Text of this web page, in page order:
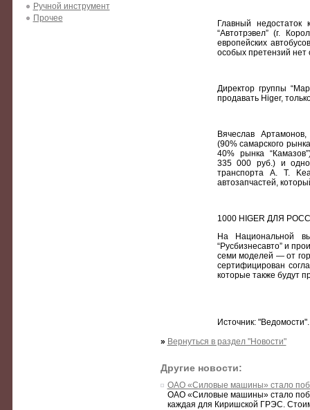
Ручной инструмент
Прочее
Главный недостаток
“Автотрэвел” (г.
европейских
особых претензий нет
Директор группы
продавать Higer,
Вячеслав
(90% самарского
40% рынка
335 000 руб.) и
транспорта A. T.
автозапчастей,
1000 HIGER ДЛЯ
На Национальной
“Русбизнесавто” и
семи моделей — от
сертифицирован
которые также будут
Источник:
» Вернуться в раздел "Новости"
Другие новости:
ОАО «Силовые машины» стало
ОАО «Силовые машины» стало
каждая для Киришской ГРЭС.